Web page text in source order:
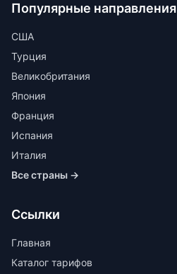
Популярные направления
США
Турция
Великобритания
Япония
Франция
Испания
Италия
Все страны →
Ссылки
Главная
Каталог тарифов